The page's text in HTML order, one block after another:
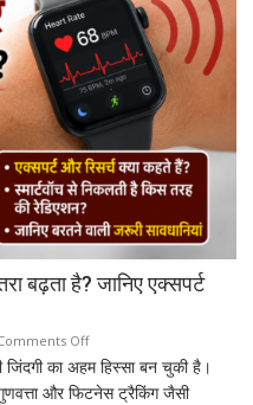
कर
सकेंगे
आपका
मोबाइल-
लैपटॉप
लॉक,
1
जनवरी
2027
से
नए
नियम
बढ़ता है? जानिए एक्सपर्ट
Offon
क्या
स्मार्टवॉच
जिंदगी का अहम हिस्सा बन चुकी है।
गुणवत्ता और फिटनेस ट्रैकिंग जैसी